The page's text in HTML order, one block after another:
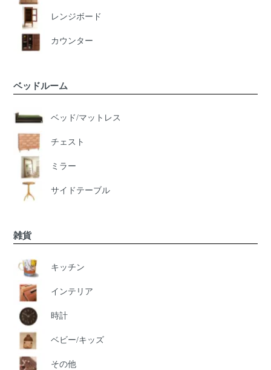
レンジボード
カウンター
ベッドルーム
ベッド/マットレス
チェスト
ミラー
サイドテーブル
雑貨
キッチン
インテリア
時計
ベビー/キッズ
その他